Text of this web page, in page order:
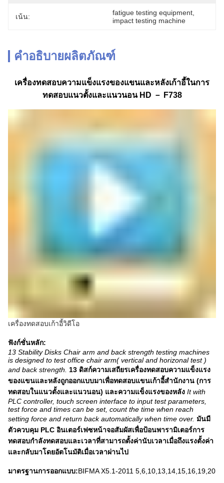
เน้น: fatigue testing equipment
impact testing machine
คำอธิบายผลิตภัณฑ์
เครื่องทดสอบความแข็งแรงของแขนและหลังเก้าอี้ในการ
ทดสอบแนวตั้งและแนวนอน HD － F738
เครื่องทดสอบเก้าอี้วิดีโอ
ฟังก์ชั่นหลัก:
13 Stability Disks Chair arm and back strength testing machines
is designed to test office chair arm( vertical and horizonal test )
and back strength.
13 ดิสก์ความเสถียรเครื่องทดสอบความแข็งแรง
ของแขนและหลังถูกออกแบบมาเพื่อทดสอบแขนเก้าอี้สำนักงาน (การ
ทดสอบในแนวตั้งและแนวนอน) และความแข็งแรงของหลัง It with
PLC controller, touch screen interface to input test parameters,
test force and times can be set, count the time when reach
setting force and return back automatically when time over. มันมี
ตัวควบคุม PLC อินเตอร์เฟซหน้าจอสัมผัสเพื่อป้อนพารามิเตอร์การ
ทดสอบกำลังทดสอบและเวลาที่สามารถตั้งค่านับเวลาเมื่อถึงแรงตั้งค่า
และกลับมาโดยอัตโนมัติเมื่อเวลาผ่านไป
มาตรฐานการออกแบบ:BIFMA X5.1-2011 5,6,10,13,14,15,16,19,20